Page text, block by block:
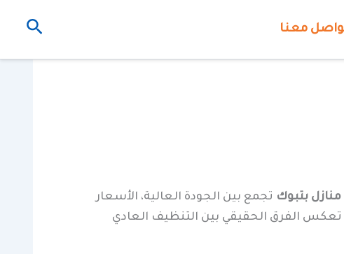
معنا البحث
بتبوك تجمع بين الجودة العالية، الأسعار
تعكس الفرق الحقيقي بين التنظيف العادي